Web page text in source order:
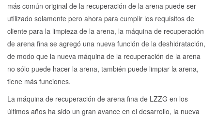
más común original de la recuperación de la arena puede ser
utilizado solamente pero ahora para cumplir los requisitos de
cliente para la limpieza de la arena, la máquina de recuperación
de arena fina se agregó una nueva función de la deshidratación,
de modo que la nueva máquina de la recuperación de la arena
no sólo puede hacer la arena, también puede limpiar la arena,
tiene más funciones.
La máquina de recuperación de arena fina de LZZG en los
últimos años ha sido un gran avance en el desarrollo, la nueva